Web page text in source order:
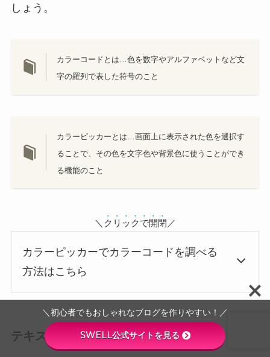
しょう。
カラーコードとは…色を数字やアルファベットなど文
字の羅列で表した符号のこと
カラーピッカーとは…画面上に表示された色を選択す
ることで、その色を文字色や背景色に使うことができ
る機能のこと
＼ クリックで開閉 ／
カラーピッカーでカラーコードを調べる
方法はこちら
テキストと背景の色を変更する
＼初心者でもおしゃれなブログを作りやすい！／
SWELL公式サイトを見る